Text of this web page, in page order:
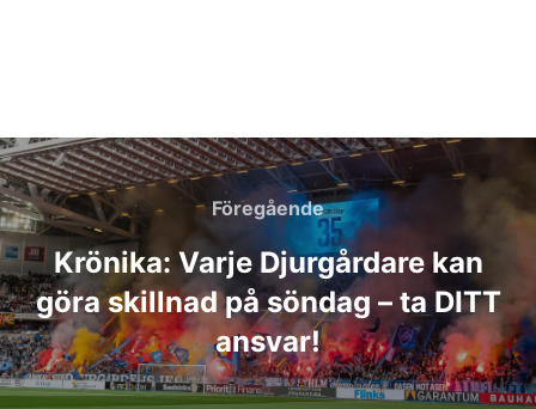
Inläggsnavigering
Föregående
Föregående
Krönika: Varje Djurgårdare kan
göra skillnad på söndag – ta DITT
ansvar!